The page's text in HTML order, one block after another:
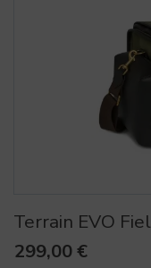
Terrain EVO
299,00 €